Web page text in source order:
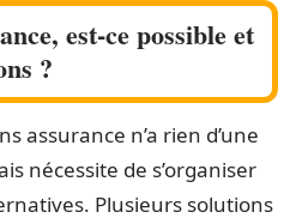
est-ce possible et
?
assurance n’a rien d’une
nécessite de s’organiser
Plusieurs solutions